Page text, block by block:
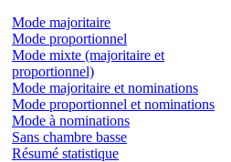
Mode majoritaire
Mode proportionnel
Mode mixte (majoritaire et
proportionnel)
Mode majoritaire et nominations
Mode proportionnel et nominations
Mode à nominations
Sans chambre basse
Résumé statistique